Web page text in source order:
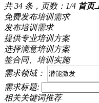
共 34 条，页数：1/4 首页
免费发布培训需求
发布培训需求
提供专业培训方案
选择满意培训方案
签合同、培训实施
需求领域：
需求标题:
相关关键词推荐